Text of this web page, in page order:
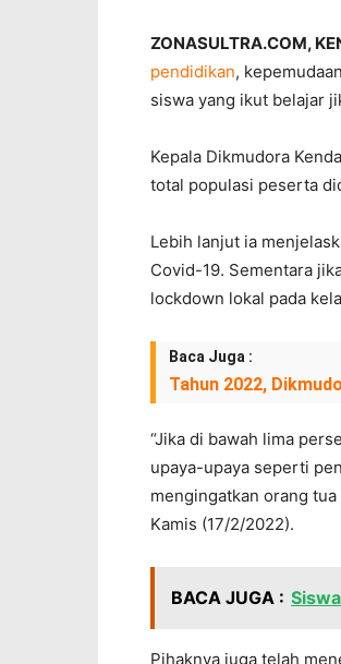
ZONASULTRA.COM,
pendidikan,
siswa yang ikut belajar
Kepala Dikmudora
total populasi peserta
Lebih lanjut ia
Covid-19. Sementara
lockdown lokal pada
Baca Juga :
Tahun 2022,
“Jika di bawah lima
upaya-upaya seperti
mengingatkan orang
Kamis (17/2/2022).
BACA JUGA :
Pihaknya juga telah